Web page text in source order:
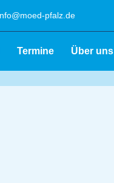
pfalz.de
Termine Über uns